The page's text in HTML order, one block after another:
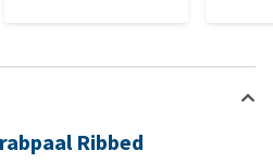
Ribbed